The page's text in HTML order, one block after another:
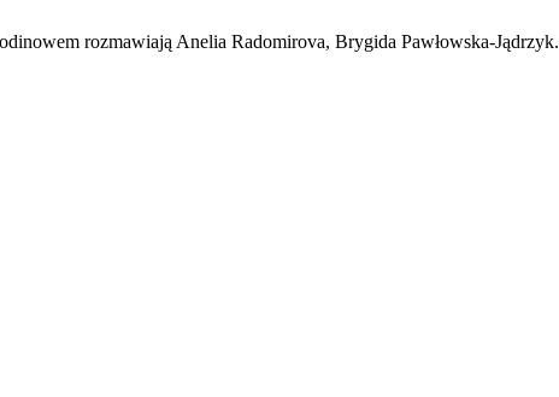
rozmawiają Anelia Radomirova, Brygida Pawłowska-Jądrzyk.